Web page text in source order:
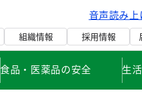
音声読み
組織情報 採用情報
食品・医薬品の安全 生